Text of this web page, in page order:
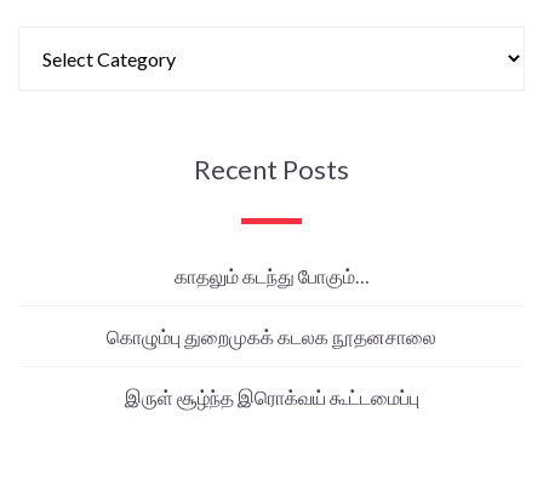
Recent Posts
காதலும் கடந்து போகும்…
கொழும்பு துறைமுகக் கடலக நூதனசாலை
இருள் சூழ்ந்த இரொக்வய் கூட்டமைப்பு